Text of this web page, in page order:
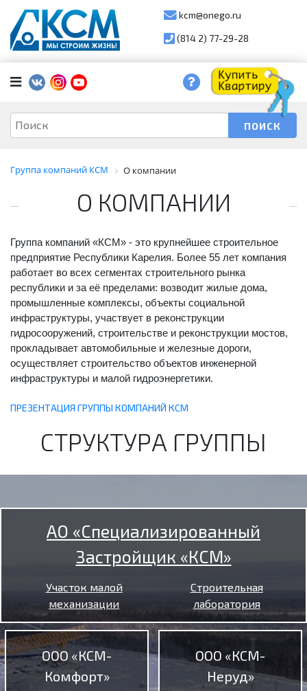
kcm@onego.ru
(814 2) 77-29-28
Группа компаний КСМ О компании
О КОМПАНИИ
Группа компаний «КСМ» - это крупнейшее строительное
предприятие Республики Карелия. Более 55 лет компания
работает во всех сегментах строительного рынка
республики и за её пределами: возводит жилые дома,
промышленные комплексы, объекты социальной
инфраструктуры, участвует в реконструкции
гидросооружений, строительстве и реконструкции мостов,
прокладывает автомобильные и железные дороги,
осуществляет строительство объектов инженерной
инфраструктуры и малой гидроэнергетики.
ПРЕЗЕНТАЦИЯ ГРУППЫ КОМПАНИЙ КСМ
СТРУКТУРА ГРУППЫ
ООО «КСМ-
Комфорт»
ООО «КСМ-
Неруд»
АО «Специализированный
Застройщик «КСМ»
Участок малой
механизации
Строительная
лаборатория